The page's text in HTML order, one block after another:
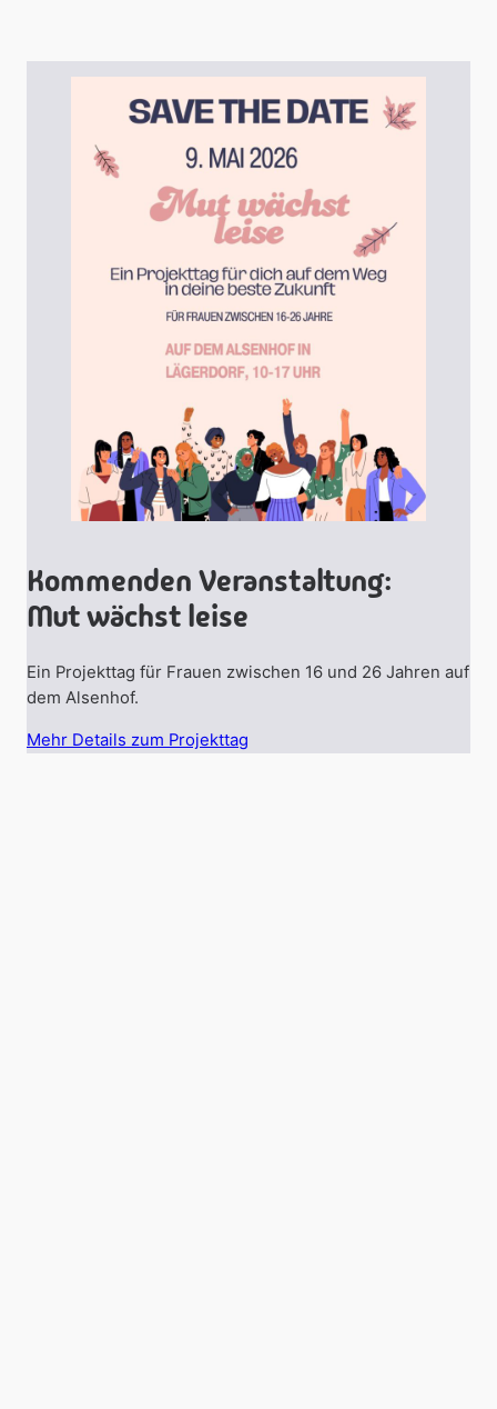
Kommenden Veranstaltung:
Mut wächst leise
Ein Projekttag für Frauen zwischen 16 und 26 Jahren auf
dem Alsenhof.
Mehr Details zum Projekttag